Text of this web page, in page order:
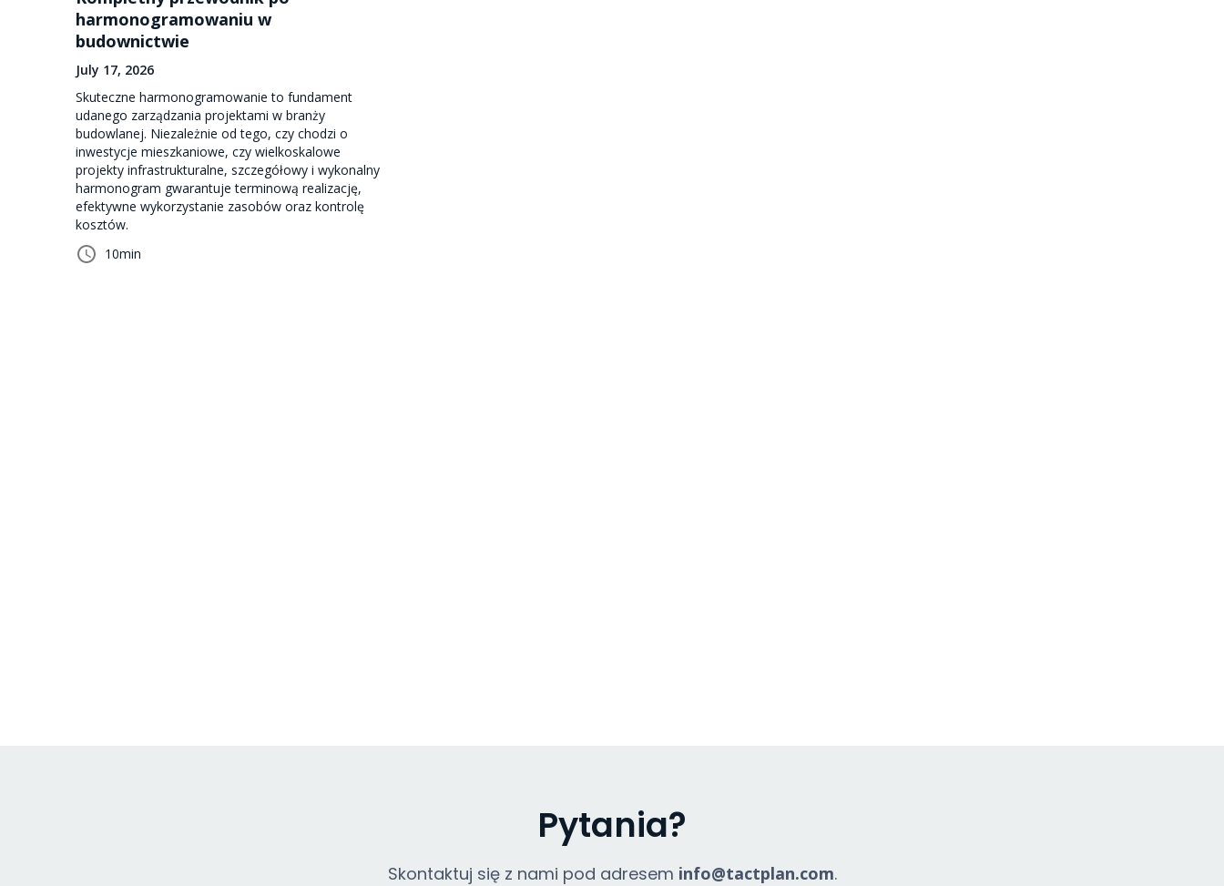
harmonogramowaniu w
budownictwie
July 17, 2026
Skuteczne harmonogramowanie to fundament
udanego zarządzania projektami w branży
budowlanej. Niezależnie od tego, czy chodzi o
inwestycje mieszkaniowe, czy wielkoskalowe
projekty infrastrukturalne, szczegółowy i wykonalny
harmonogram gwarantuje terminową realizację,
efektywne wykorzystanie zasobów oraz kontrolę
kosztów.
10min
Pytania?
Skontaktuj się z nami pod adresem info@tactplan.com.